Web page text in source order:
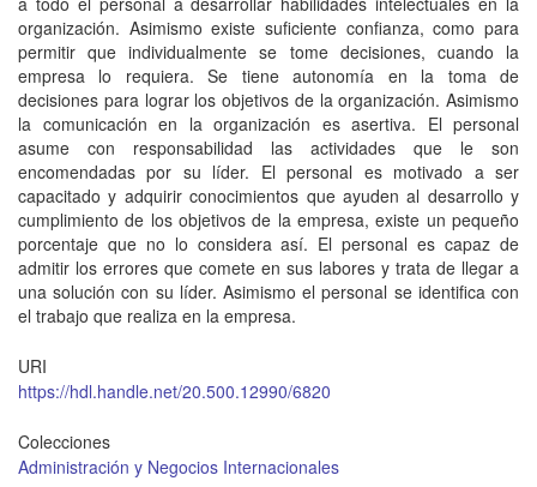
organización. Asimismo existe suficiente confianza, como para
permitir que individualmente se tome decisiones, cuando la
empresa lo requiera. Se tiene autonomía en la toma de
decisiones para lograr los objetivos de la organización. Asimismo
la comunicación en la organización es asertiva. El personal
asume con responsabilidad las actividades que le son
encomendadas por su líder. El personal es motivado a ser
capacitado y adquirir conocimientos que ayuden al desarrollo y
cumplimiento de los objetivos de la empresa, existe un pequeño
porcentaje que no lo considera así. El personal es capaz de
admitir los errores que comete en sus labores y trata de llegar a
una solución con su líder. Asimismo el personal se identifica con
el trabajo que realiza en la empresa.
URI
https://hdl.handle.net/20.500.12990/6820
Colecciones
Administración y Negocios Internacionales